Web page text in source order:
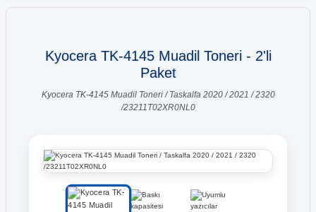
Kyocera TK-4145 Muadil Toneri - 2'li
Paket
Kyocera TK-4145 Muadil Toneri / Taskalfa 2020 / 2021 / 2320
/23211T02XR0NL0